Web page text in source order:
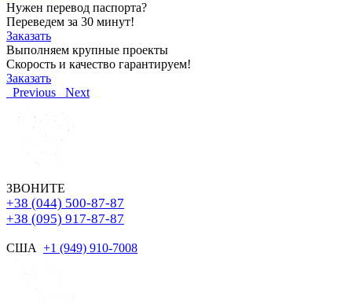
Нужен перевод паспорта?
Переведем за 30 минут!
Заказать
Выполняем крупные проекты
Скорость и качество гарантируем!
Заказать
Previous
Next
ЗВОНИТЕ
+38 (044) 500-87-87
+38 (095) 917-87-87
США +1 (949) 910-7008